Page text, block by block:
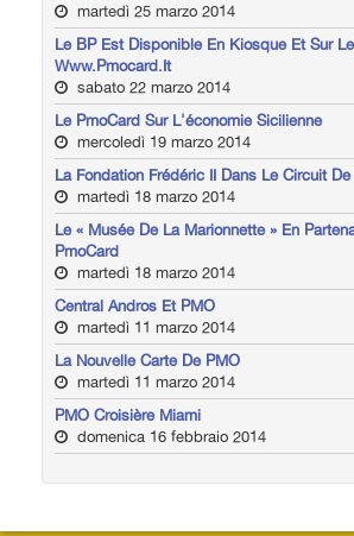
martedì 25 marzo 2014
Le BP Est Disponible En Kiosque Et Sur
Www.pmocard.it
sabato 22 marzo 2014
Le PmoCard Sur L'économie Sicilienne
mercoledì 19 marzo 2014
La Fondation Frédéric II Dans Le Circuit
martedì 18 marzo 2014
Le « Musée De La Marionnette » En
PmoCard
martedì 18 marzo 2014
Central Andros Et PMO
martedì 11 marzo 2014
La Nouvelle Carte De PMO
martedì 11 marzo 2014
PMO Croisière Miami
domenica 16 febbraio 2014